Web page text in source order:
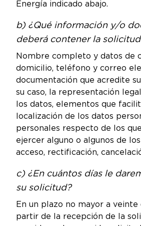
Energía indicado abajo.
b) ¿Qué información y/o
deberá contener la
Nombre completo y datos de
domicilio, teléfono y correo
documentación que acredite
su caso, la representación
los datos, elementos que
localización de los datos
personales respecto de los
ejercer alguno o algunos de
acceso, rectificación,
c) ¿En cuántos días le
su solicitud?
En un plazo no mayor a veinte
partir de la recepción de la